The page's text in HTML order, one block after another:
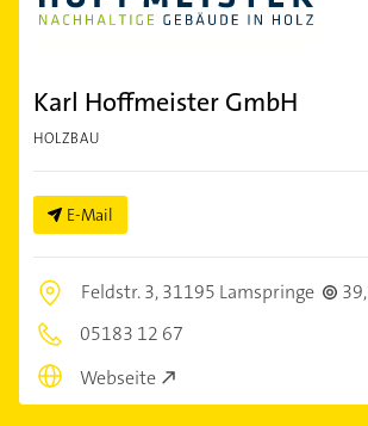
Karl Hoffmeister GmbH
HOLZBAU
E-Mail
Feldstr. 3,31195 Lamspringe
05183 12 67
Webseite